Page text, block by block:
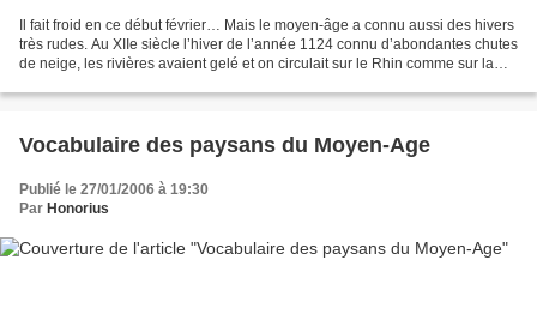
Il fait froid en ce début février… Mais le moyen-âge a connu aussi des hivers
très rudes. Au XIIe siècle l’hiver de l’année 1124 connu d’abondantes chutes
de neige, les rivières avaient gelé et on circulait sur le Rhin comme sur la
Vocabulaire des paysans du Moyen-Age
Publié le 27/01/2006 à 19:30
Par Honorius